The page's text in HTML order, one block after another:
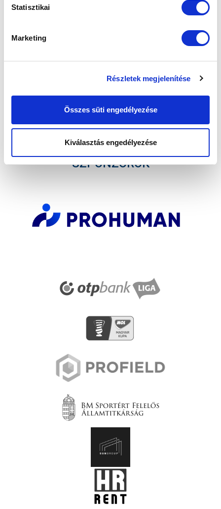
Statisztikai
Marketing
Részletek megjelenítése
Összes süti engedélyezése
Kiválasztás engedélyezése
FELIRATKOZOM
SZPONZOROK